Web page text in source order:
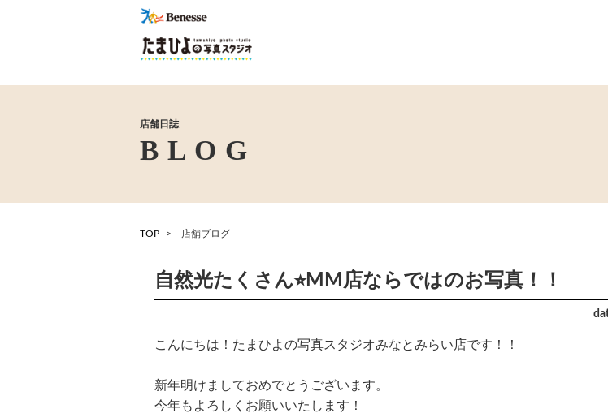
店舗日誌
TOP 店舗ブログ
自然光たくさん⭐︎MM店ならではのお写真！！
こんにちは！たまひよの写真スタジオみなとみらい店です！！
新年明けましておめでとうございます。
今年もよろしくお願いいたします！